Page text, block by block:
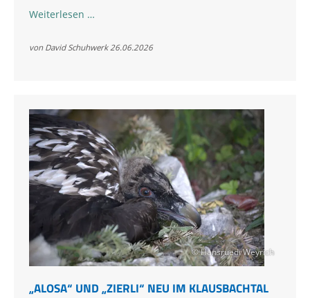
Weiterlesen …Aufnahme
Aufstieg
2026
von David Schuhwerk26.06.2026
© Hansruedi Weyrich
„ALOSA“ UND „ZIERLI“ NEU IM KLAUSBACHTAL